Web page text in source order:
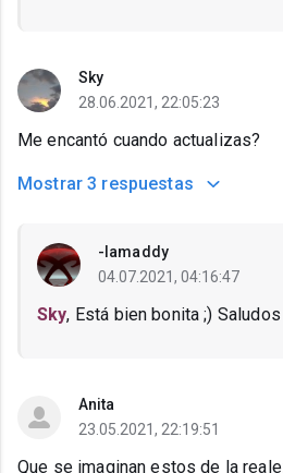
Sky
28.06.2021, 22:05:23
Me encantó cuando actualizas?
Mostrar 3 respuestas
-Iamaddy
04.07.2021, 04:16:47
Sky, Está bien bonita ;) Saludos
Anita
23.05.2021, 22:19:51
Que se imaginan estos de la